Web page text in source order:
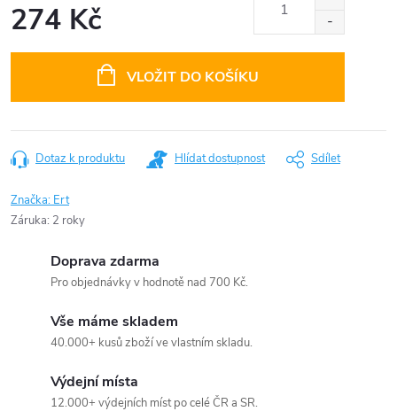
274 Kč
VLOŽIT DO KOŠÍKU
Dotaz k produktu Hlídat dostupnost Sdílet
Značka: Ert
Záruka: 2 roky
Doprava zdarma
Pro objednávky v hodnotě nad 700 Kč.
Vše máme skladem
40.000+ kusů zboží ve vlastním skladu.
Výdejní místa
12.000+ výdejních míst po celé ČR a SR.